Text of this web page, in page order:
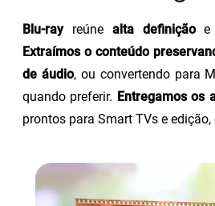
Blu-rayreúne alta definiçãoe
Extraímos o conteúdo
de áudio, ou convertendo para
quando preferir. Entregamos os
prontos para Smart TVs e